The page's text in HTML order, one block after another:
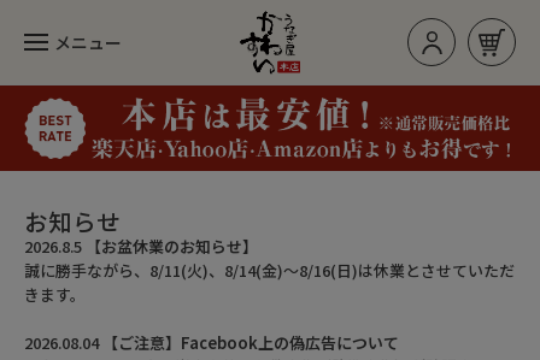
メニュー
お知らせ
2026.8.5 【お盆休業のお知らせ】
誠に勝手ながら、8/11(火)、8/14(金)～8/16(日)は休業とさせていただ
きます。
2026.08.04 【ご注意】Facebook上の偽広告について
ログイン/新規登録 お買い物カゴ
カテゴリー